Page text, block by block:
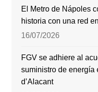
El Metro de Nápoles
historia con una red
16/07/2026
FGV se adhiere al
suministro de energía
d’Alacant